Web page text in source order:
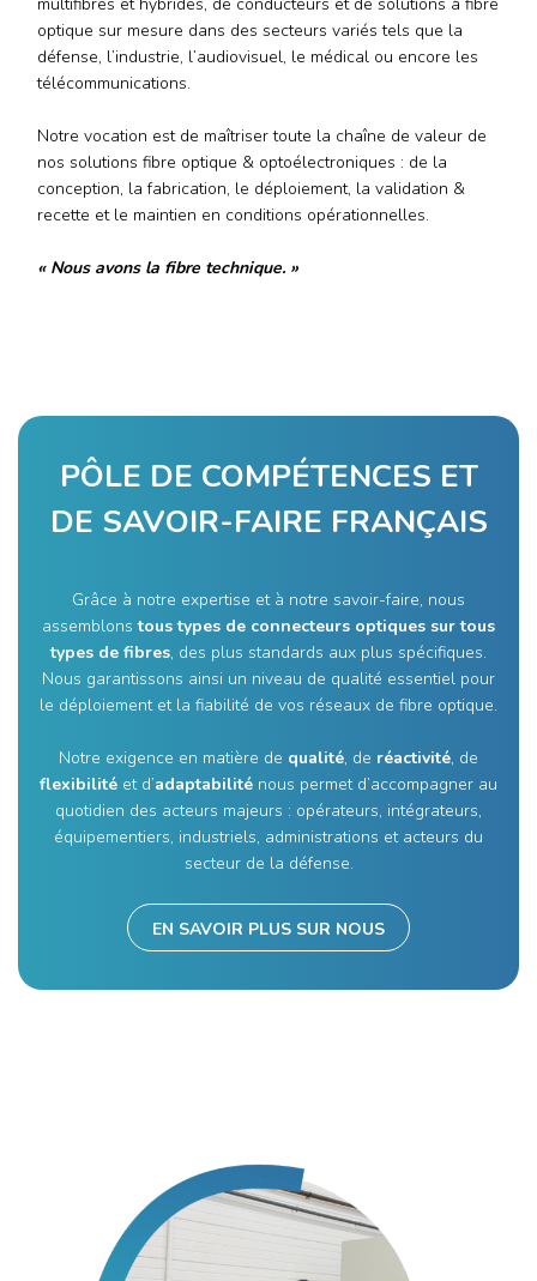
optique sur mesure dans des secteurs variés tels que la
défense, l’industrie, l’audiovisuel, le médical ou encore les
télécommunications.
Notre vocation est de maîtriser toute la chaîne de valeur de
nos solutions fibre optique & optoélectroniques : de la
conception, la fabrication, le déploiement, la validation &
recette et le maintien en conditions opérationnelles.
« Nous avons la fibre technique. »
PÔLE DE COMPÉTENCES ET
DE SAVOIR-FAIRE FRANÇAIS
Grâce à notre expertise et à notre savoir-faire, nous
assemblons tous types de connecteurs optiques sur tous
types de fibres, des plus standards aux plus spécifiques.
Nous garantissons ainsi un niveau de qualité essentiel pour
le déploiement et la fiabilité de vos réseaux de fibre optique.
Notre exigence en matière de qualité, de réactivité, de
flexibilité et d’adaptabilité nous permet d’accompagner au
quotidien des acteurs majeurs : opérateurs, intégrateurs,
équipementiers, industriels, administrations et acteurs du
secteur de la défense.
EN SAVOIR PLUS SUR NOUS